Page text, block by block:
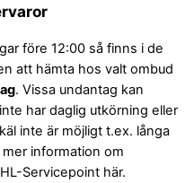
före 12:00 så finns i de
att hämta hos valt ombud
. Vissa undantag kan
har daglig utkörning eller
inte är möjligt t.ex. långa
information om
Servicepoint här.